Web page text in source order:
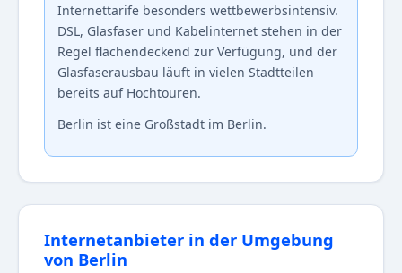
Internettarife besonders wettbewerbsintensiv.
DSL, Glasfaser und Kabelinternet stehen in der
Regel flächendeckend zur Verfügung, und der
Glasfaserausbau läuft in vielen Stadtteilen
bereits auf Hochtouren.
Berlin ist eine Großstadt im Berlin.
Internetanbieter in der Umgebung
von Berlin